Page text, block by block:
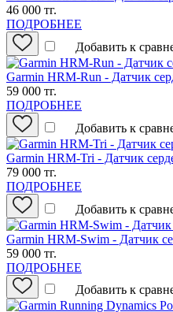
46 000 тг.
ПОДРОБНЕЕ
Добавить к
Garmin HRM-Run - Датчик
59 000 тг.
ПОДРОБНЕЕ
Добавить к
Garmin HRM-Tri - Датчик
79 000 тг.
ПОДРОБНЕЕ
Добавить к
Garmin HRM-Swim - Датчик
59 000 тг.
ПОДРОБНЕЕ
Добавить к